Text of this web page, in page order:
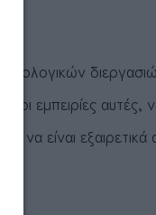
οι εμπειρίες
να είναι